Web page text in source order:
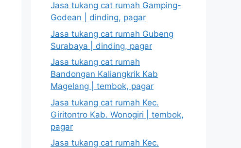
Jasa tukang cat rumah Gamping-
Godean | dinding, pagar
Jasa tukang cat rumah Gubeng
Surabaya | dinding, pagar
Jasa tukang cat rumah
Bandongan Kaliangkrik Kab
Magelang | tembok, pagar
Jasa tukang cat rumah Kec.
Giritontro Kab. Wonogiri | tembok,
pagar
Jasa tukang cat rumah Kec.